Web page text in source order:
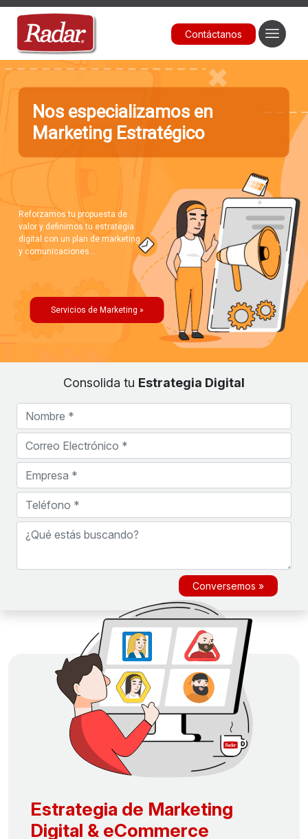
Contáctanos
Reforzamos tu propuesta de
valor y definimos tu estrategia
digital con un plan de marketing
y comunicaciones...
Servicios de Marketing »
Nos especializamos en
Marketing Estratégico
Consolida tu Estrategia Digital
Estrategia de Marketing
Digital & eCommerce